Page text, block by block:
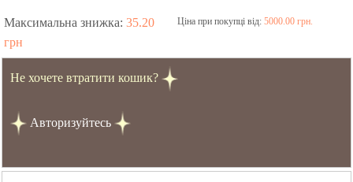
Максимальна знижка: 35.20
грн
Ціна при покупці від: 5000.00 грн.
Не хочете втратити кошик?
Авторизуйтесь